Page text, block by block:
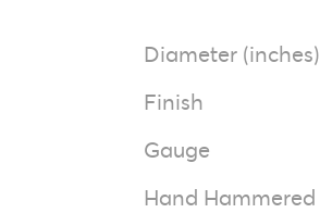
Diameter (inches)
Finish
Gauge
Hand Hammered